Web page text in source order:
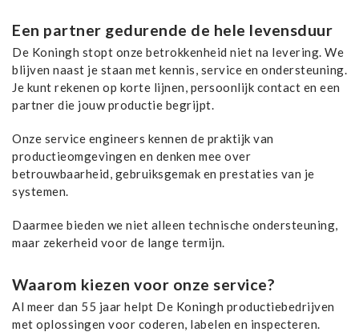
Een partner gedurende de hele levensduur
De Koningh stopt onze betrokkenheid niet na levering. We
blijven naast je staan met kennis, service en ondersteuning.
Je kunt rekenen op korte lijnen, persoonlijk contact en een
partner die jouw productie begrijpt.
Onze service engineers kennen de praktijk van
productieomgevingen en denken mee over
betrouwbaarheid, gebruiksgemak en prestaties van je
systemen.
Daarmee bieden we niet alleen technische ondersteuning,
maar zekerheid voor de lange termijn.
Waarom kiezen voor onze service?
Al meer dan 55 jaar helpt De Koningh productiebedrijven
met oplossingen voor coderen, labelen en inspecteren.